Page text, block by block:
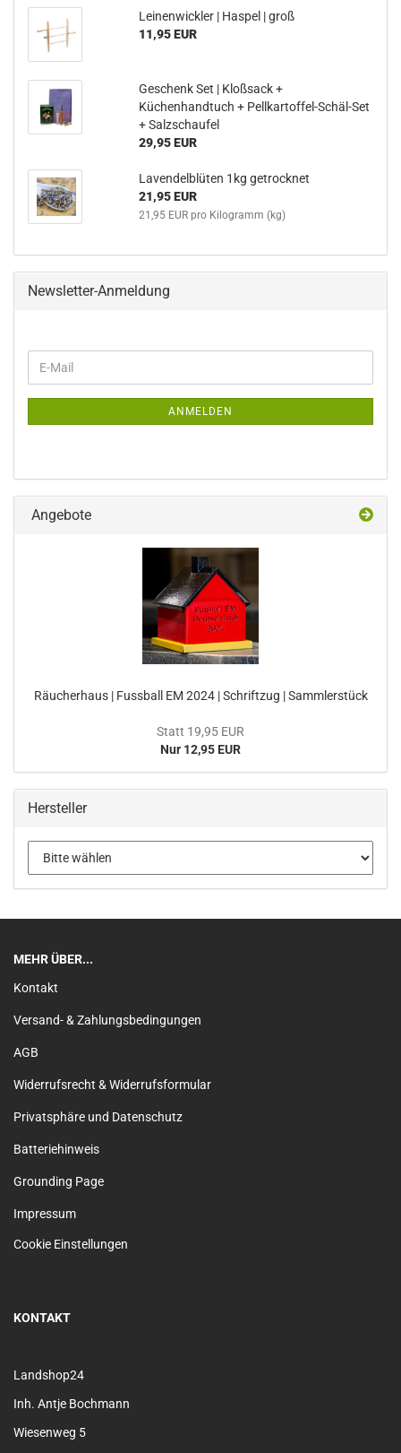
Leinenwickler | Haspel | groß
11,95 EUR
Geschenk Set | Kloßsack +
Küchenhandtuch + Pellkartoffel-Schäl-Set
+ Salzschaufel
29,95 EUR
Lavendelblüten 1kg getrocknet
21,95 EUR
21,95 EUR pro Kilogramm (kg)
Newsletter-Anmeldung
ZUR
E-
Mail
ANMELDEN
Angebote
Räucherhaus | Fussball EM 2024 | Schriftzug | Sammlerstück
Statt 19,95 EUR
Nur 12,95 EUR
Hersteller
MEHR ÜBER...
Kontakt
Versand- & Zahlungsbedingungen
AGB
Widerrufsrecht & Widerrufsformular
Privatsphäre und Datenschutz
Batteriehinweis
Grounding Page
Impressum
Cookie Einstellungen
KONTAKT
Landshop24
Inh. Antje Bochmann
Wiesenweg 5